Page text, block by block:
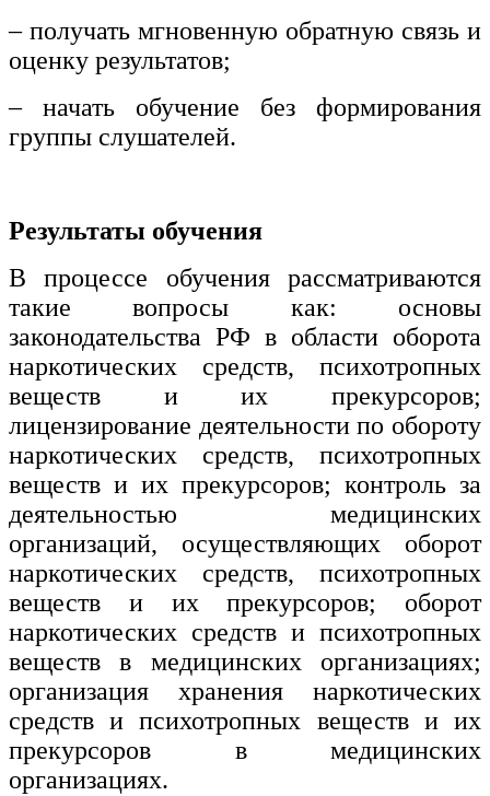
– получать мгновенную обратную связь и
оценку результатов;
– начать обучение без формирования
группы слушателей.
Результаты обучения
В процессе обучения рассматриваются
такие вопросы как: основы
законодательства РФ в области оборота
наркотических средств, психотропных
веществ и их прекурсоров;
лицензирование деятельности по обороту
наркотических средств, психотропных
веществ и их прекурсоров; контроль за
деятельностью медицинских
организаций, осуществляющих оборот
наркотических средств, психотропных
веществ и их прекурсоров; оборот
наркотических средств и психотропных
веществ в медицинских организациях;
организация хранения наркотических
средств и психотропных веществ и их
прекурсоров в медицинских
организациях.